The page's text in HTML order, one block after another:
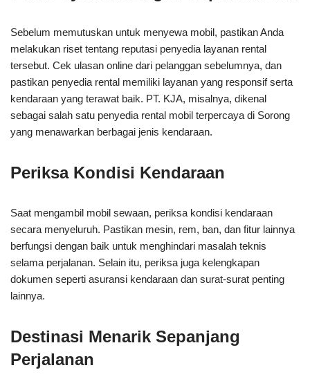
Sebelum memutuskan untuk menyewa mobil, pastikan Anda
melakukan riset tentang reputasi penyedia layanan rental
tersebut. Cek ulasan online dari pelanggan sebelumnya, dan
pastikan penyedia rental memiliki layanan yang responsif serta
kendaraan yang terawat baik. PT. KJA, misalnya, dikenal
sebagai salah satu penyedia rental mobil terpercaya di Sorong
yang menawarkan berbagai jenis kendaraan.
Periksa Kondisi Kendaraan
Saat mengambil mobil sewaan, periksa kondisi kendaraan
secara menyeluruh. Pastikan mesin, rem, ban, dan fitur lainnya
berfungsi dengan baik untuk menghindari masalah teknis
selama perjalanan. Selain itu, periksa juga kelengkapan
dokumen seperti asuransi kendaraan dan surat-surat penting
lainnya.
Destinasi Menarik Sepanjang
Perjalanan